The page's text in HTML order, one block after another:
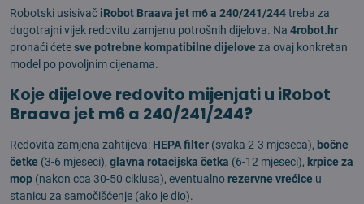
Robotski usisivač iRobot Braava jet m6 a 240/241/244treba za
dugotrajni vijek redovitu zamjenu potrošnih dijelova. Na 4robot.hr
pronaći ćetesve potrebne kompatibilne dijelove za ovaj konkretan
model po povoljnim cijenama.
Koje dijelove redovito mijenjati u iRobot
Braava jet m6 a 240/241/244?
Redovita zamjena zahtijeva: HEPA filter (svaka 2-3 mjeseca), bočne
četke (3-6 mjeseci), glavna rotacijska četka (6-12 mjeseci), krpice za
mop (nakon cca 30-50 ciklusa), eventualnorezervne vrećice u
stanicu za samočišćenje (ako je dio).